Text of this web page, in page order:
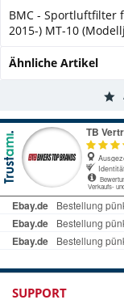
BMC - Sportluftfilter
2015-) MT-10
Ähnliche Artikel
SUPPORT